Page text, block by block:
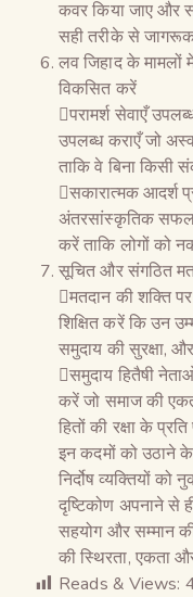
कवर किया जाए और
सही तरीके से
लव जिहाद के मामलों
विकसित करें
परामर्श सेवाएँ
उपलब्ध कराएँ जो
ताकि वे बिना किसी
सकारात्मक आदर्श
अंतरसांस्कृतिक सफल
करें ताकि लोगों को
सूचित और संगठित
मतदान की शक्ति
शिक्षित करें कि उन
समुदाय की सुरक्षा,
समुदाय हितैषी
करें जो समाज की
हितों की रक्षा के
इन कदमों को उठाने
निर्दोष व्यक्तियों को
दृष्टिकोण अपनाने से
सहयोग और सम्मान
की स्थिरता, एकता
Reads & Views: